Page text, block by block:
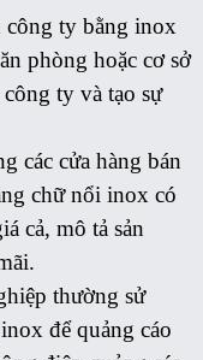
công ty bằng inox
phòng hoặc cơ sở
ty và tạo sự
các cửa hàng bán
chữ nổi inox có
cả, mô tả sản
thường sử
để quảng cáo